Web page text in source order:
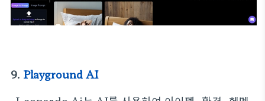
9. Playground AI